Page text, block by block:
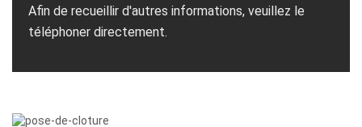
Afin de recueillir d'autres informations, veuillez le
téléphoner directement.